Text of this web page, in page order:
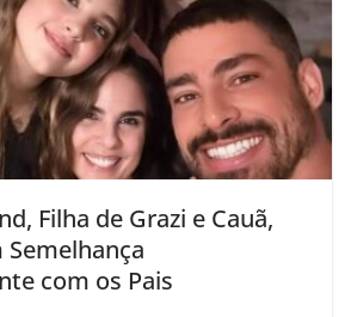
Filha de Grazi e Cauã,
Semelhança
com os Pais